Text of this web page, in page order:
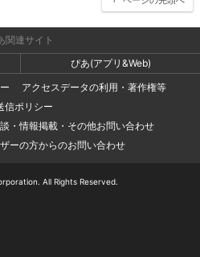
関連サイト
ぴあ(アプリ&Web)
アクセスデータの利用・著作権等
信ポリシー
・情報掲載・その他お問い合わせ
ーの方からのお問い合わせ
All Rights Reserved.